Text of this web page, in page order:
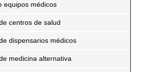
equipos médicos
centros de salud
dispensarios médicos
medicina alternativa